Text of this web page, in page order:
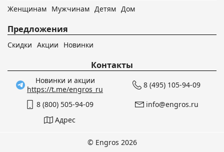
Женщинам Мужчинам Детям Дом
Предложения
Скидки Акции Новинки
Контакты
Новинки и акции
https://t.me/engros_ru
8 (495) 105-94-09
8 (800) 505-94-09
info@engros.ru
Адрес
© Engros 2026